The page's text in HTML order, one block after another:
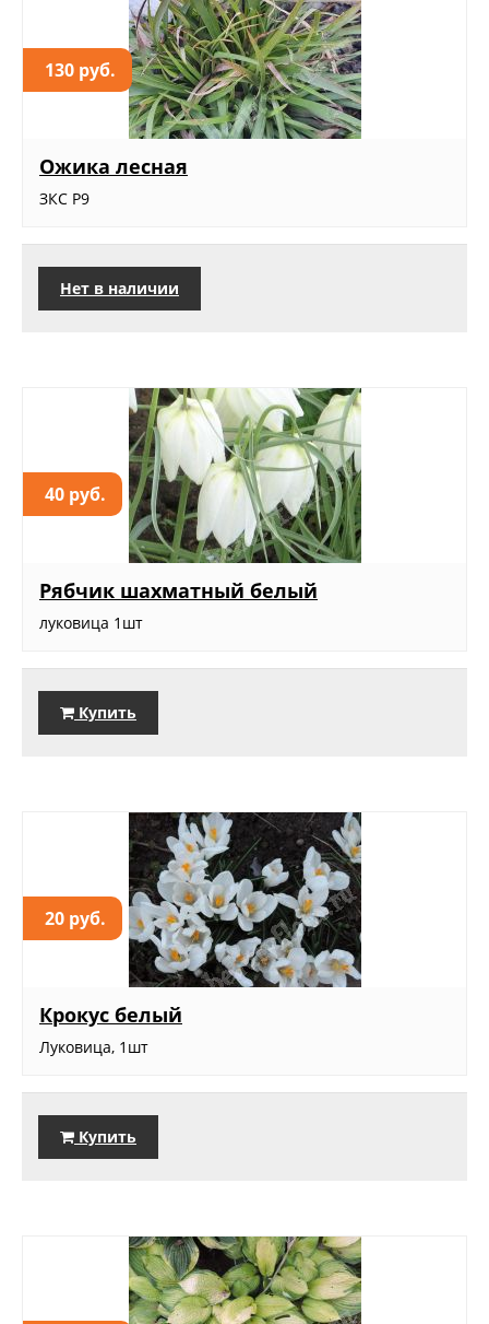
130 руб.
Ожика лесная
ЗКС Р9
Нет в наличии
40 руб.
Рябчик шахматный белый
луковица 1шт
Купить
20 руб.
Крокус белый
Луковица, 1шт
Купить